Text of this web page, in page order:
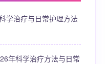
学治疗与日常护理方法
年科学治疗方法与日常